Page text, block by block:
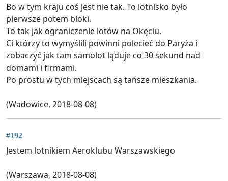
Bo w tym kraju coś jest nie tak. To lotnisko było
pierwsze potem bloki.
To tak jak ograniczenie lotów na Okęciu.
Ci którzy to wymyślili powinni polecieć do Paryża i
zobaczyć jak tam samolot ląduje co 30 sekund nad
domami i firmami.
Po prostu w tych miejscach są tańsze mieszkania.
(Wadowice, 2018-08-08)
#192
Jestem lotnikiem Aeroklubu Warszawskiego
(Warszawa, 2018-08-08)